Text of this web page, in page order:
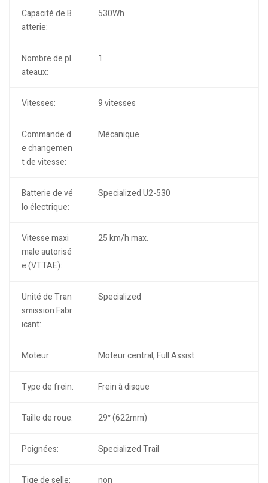
Capacité de B
atterie:
530Wh
Nombre de pl
ateaux:
1
Vitesses: 9 vitesses
Commande d
e changemen
t de vitesse:
Mécanique
Batterie de vé
lo électrique:
Specialized U2-530
Vitesse maxi
male autorisé
e (VTTAE):
25 km/h max.
Unité de Tran
smission Fabr
icant:
Specialized
Moteur: Moteur central, Full Assist
Type de frein: Frein à disque
Taille de roue: 29″ (622mm)
Poignées: Specialized Trail
Tige de selle: non